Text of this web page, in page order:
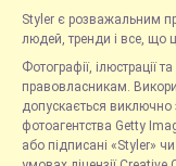
Styler є розважальним
людей, тренди і все, що
Фотографії, ілюстрації
правовласникам.
допускається виключно
фотоагентства Getty
або підписані «Styler»